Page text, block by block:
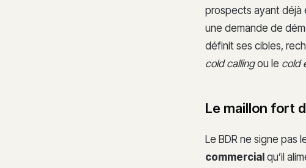
prospects ayant déjà
une demande de
définit ses cibles,
cold callingou le cold
Le maillon fort
Le BDR ne signe pas
commercial qu’il